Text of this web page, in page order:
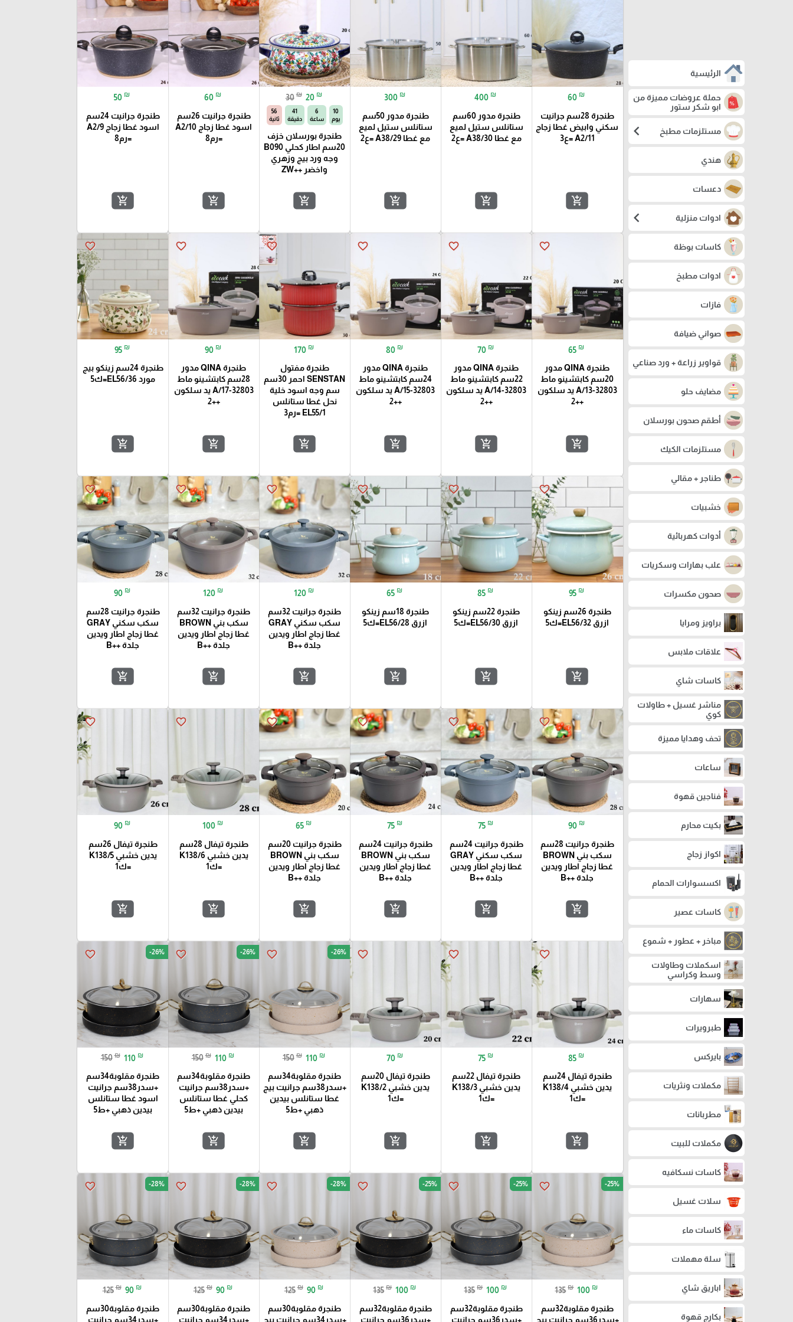
الرئيسية
حملة عروضات مميزة من
ابو شكر ستور
مستلزمات مطبخ chevron_left
هندي
دعسات
ادوات منزلية chevron_left
كاسات بوظة
ادوات مطبخ
فازات
صواني ضيافة
قواوير زراعة + ورد صناعي
مضايف حلو
أطقم صحون بورسلان
مستلزمات الكيك
طناجر + مقالي
خشبيات
أدوات كهربائية
علب بهارات وسكريات
صحون مكسرات
براويز ومرايا
علاقات ملابس
كاسات شاي
مناشر غسيل + طاولات
كوي
تحف وهدايا مميزة
ساعات
فناجين قهوة
بكيت محارم
اكواز زجاج
اكسسوارات الحمام
كاسات عصير
مباخر + عطور + شموع
اسكملات وطاولات
وسط وكراسي
سهارات
طبرويرات
بايركس
مكملات ونثريات
مطربانات
مكملات للبيت
كاسات نسكافيه
سلات غسيل
كاسات ماء
سلة مهملات
اباريق شاي
بكارج قهوة
60 ₪
طنجرة 28سم جرانيت
سكني وابيض غطا زجاج
A2/11 =ع3
add_shopping_cart
400 ₪
طنجرة مدور 60سم
ستانلس ستيل لميع
مع غطا A38/30 =ع2
add_shopping_cart
300 ₪
طنجرة مدور 50سم
ستانلس ستيل لميع
مع غطا A38/29 =ع2
add_shopping_cart
30 ₪ 20 ₪
10
يوم
6
ساعة
41
دقيقة
55
ثانية
طنجرة بورسلان خزف
20سم اطار كحلي B090
وجه ورد بيج وزهري
واخضر ++ZW
add_shopping_cart
60 ₪
طنجرة جرانيت 26سم
اسود غطا زجاج A2/10
=رم8
add_shopping_cart
50 ₪
طنجرة جرانيت 24سم
اسود غطا زجاج A2/9
=رم8
add_shopping_cart
favorite_border
65 ₪
طنجرة QINA مدور
20سم كابتشينو ماط
32803-13/A يد سلكون
++2
add_shopping_cart
favorite_border
70 ₪
طنجرة QINA مدور
22سم كابتشينو ماط
32803-14/A يد سلكون
++2
add_shopping_cart
favorite_border
80 ₪
طنجرة QINA مدور
24سم كابتشينو ماط
32803-15/A يد سلكون
++2
add_shopping_cart
favorite_border
170 ₪
طنجرة مفتول
SENSTAN احمر 30سم
سم وجه اسود خلية
نحل غطا ستانلس
EL55/1 =رم3
add_shopping_cart
favorite_border
90 ₪
طنجرة QINA مدور
28سم كابتشينو ماط
32803-17/A يد سلكون
++2
add_shopping_cart
favorite_border
95 ₪
طنجرة 24سم زينكو بيج
مورد EL56/36=ك5
add_shopping_cart
favorite_border
95 ₪
طنجرة 26سم زينكو
ازرق EL56/32=ك5
add_shopping_cart
favorite_border
85 ₪
طنجرة 22سم زينكو
ازرق EL56/30=ك5
add_shopping_cart
favorite_border
65 ₪
طنجرة 18سم زينكو
ازرق EL56/28=ك5
add_shopping_cart
favorite_border
120 ₪
طنجرة جرانيت 32سم
سكب سكني GRAY
غطا زجاج اطار ويدين
جلدة ++B
add_shopping_cart
favorite_border
120 ₪
طنجرة جرانيت 32سم
سكب بني BROWN
غطا زجاج اطار ويدين
جلدة ++B
add_shopping_cart
favorite_border
90 ₪
طنجرة جرانيت 28سم
سكب سكني GRAY
غطا زجاج اطار ويدين
جلدة ++B
add_shopping_cart
favorite_border
90 ₪
طنجرة جرانيت 28سم
سكب بني BROWN
غطا زجاج اطار ويدين
جلدة ++B
add_shopping_cart
favorite_border
75 ₪
طنجرة جرانيت 24سم
سكب سكني GRAY
غطا زجاج اطار ويدين
جلدة ++B
add_shopping_cart
favorite_border
75 ₪
طنجرة جرانيت 24سم
سكب بني BROWN
غطا زجاج اطار ويدين
جلدة ++B
add_shopping_cart
favorite_border
65 ₪
طنجرة جرانيت 20سم
سكب بني BROWN
غطا زجاج اطار ويدين
جلدة ++B
add_shopping_cart
favorite_border
100 ₪
طنجرة تيفال 28سم
يدين خشبي K138/6
=ك1
add_shopping_cart
favorite_border
90 ₪
طنجرة تيفال 26سم
يدين خشبي K138/5
=ك1
add_shopping_cart
favorite_border
85 ₪
طنجرة تيفال 24سم
يدين خشبي K138/4
=ك1
add_shopping_cart
favorite_border
75 ₪
طنجرة تيفال 22سم
يدين خشبي K138/3
=ك1
add_shopping_cart
favorite_border
70 ₪
طنجرة تيفال 20سم
يدين خشبي K138/2
=ك1
add_shopping_cart
favorite_border -26%
150 ₪ 110 ₪
طنجرة مقلوبة34سم
+سدر38سم جرانيت بيج
غطا ستانلس بيدين
ذهبي +ط5
add_shopping_cart
favorite_border -26%
150 ₪ 110 ₪
طنجرة مقلوبة34سم
+سدر38سم جرانيت
كحلي غطا ستانلس
بيدين ذهبي +ط5
add_shopping_cart
favorite_border -26%
150 ₪ 110 ₪
طنجرة مقلوبة34سم
+سدر38سم جرانيت
اسود غطا ستانلس
بيدين ذهبي +ط5
add_shopping_cart
favorite_border -25%
135 ₪ 100 ₪
طنجرة مقلوبة32سم
+سدر36سم جرانيت بيج
favorite_border -25%
135 ₪ 100 ₪
طنجرة مقلوبة32سم
+سدر36سم جرانيت
favorite_border -25%
135 ₪ 100 ₪
طنجرة مقلوبة32سم
+سدر36سم جرانيت
favorite_border -28%
125 ₪ 90 ₪
طنجرة مقلوبة30سم
+سدر34سم جرانيت بيج
favorite_border -28%
125 ₪ 90 ₪
طنجرة مقلوبة30سم
+سدر34سم جرانيت
favorite_border -28%
125 ₪ 90 ₪
طنجرة مقلوبة30سم
+سدر34سم جرانيت